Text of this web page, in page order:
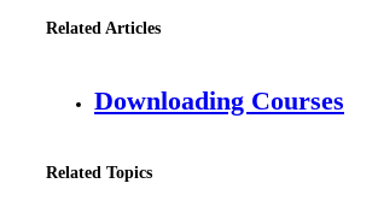
Related Articles
Downloading Courses
Related Topics